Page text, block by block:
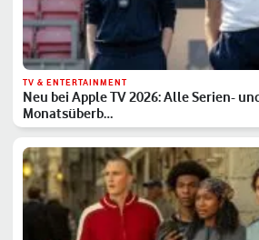
TV & ENTERTAINMENT
Neu bei Apple TV 2026: Alle Serien-
Monatsüberb…